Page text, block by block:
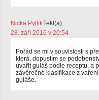
Nicka Pytlik řekl(a)...
28. září 2016 v 20:54
Pořád se mi v souvislosti s
která, dopustím se
uvařit guláš podle receptu, a
závěrečné klasifikace z
guláše.